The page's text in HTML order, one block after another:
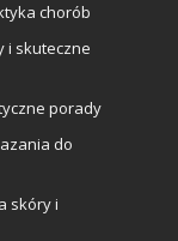
chorób
i skuteczne
porady
do
skóry i